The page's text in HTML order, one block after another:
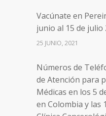
Clínica
Oncólogos del
de Cirujanos
Vacúnate en
junio al 15 de julio
25 JUNIO, 2021
Números de
de Atención para
Médicas en los 5
en Colombia y las